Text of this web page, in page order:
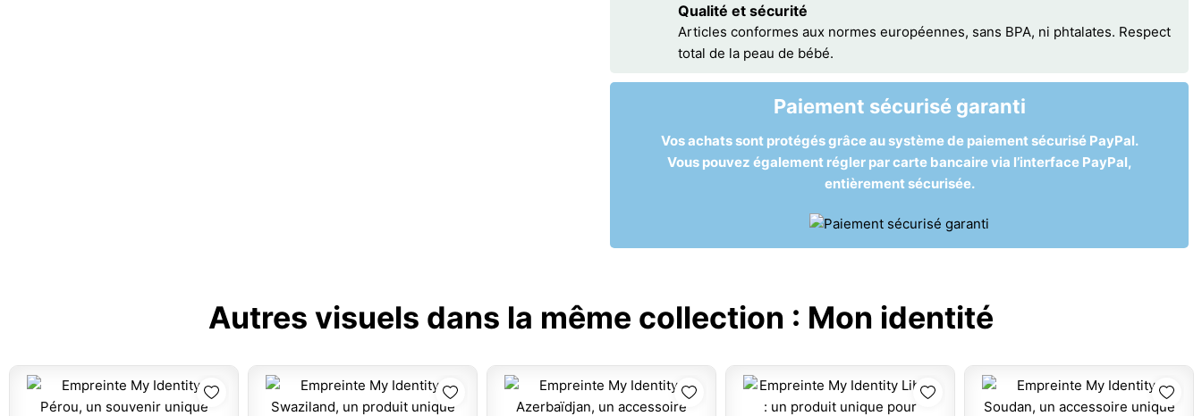
Qualité et sécurité
Articles conformes aux normes européennes, sans BPA, ni phtalates. Respect
total de la peau de bébé.
Paiement sécurisé garanti
Vos achats sont protégés grâce au système de paiement sécurisé PayPal.
Vous pouvez également régler par carte bancaire via l’interface PayPal,
entièrement sécurisée.
Autres visuels dans la même collection : Mon identité